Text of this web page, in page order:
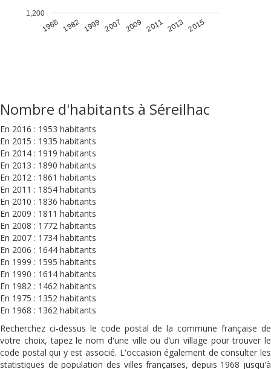
1968 1982 1999 2007 2009 2011 2013 2015
1,200
Nombre d'habitants à Séreilhac
En 2016 : 1953 habitants
En 2015 : 1935 habitants
En 2014 : 1919 habitants
En 2013 : 1890 habitants
En 2012 : 1861 habitants
En 2011 : 1854 habitants
En 2010 : 1836 habitants
En 2009 : 1811 habitants
En 2008 : 1772 habitants
En 2007 : 1734 habitants
En 2006 : 1644 habitants
En 1999 : 1595 habitants
En 1990 : 1614 habitants
En 1982 : 1462 habitants
En 1975 : 1352 habitants
En 1968 : 1362 habitants
Recherchez ci-dessus le code postal de la commune française de
votre choix, tapez le nom d'une ville ou d’un village pour trouver le
code postal qui y est associé. L'occasion également de consulter les
statistiques de population des villes françaises, depuis 1968 jusqu'à